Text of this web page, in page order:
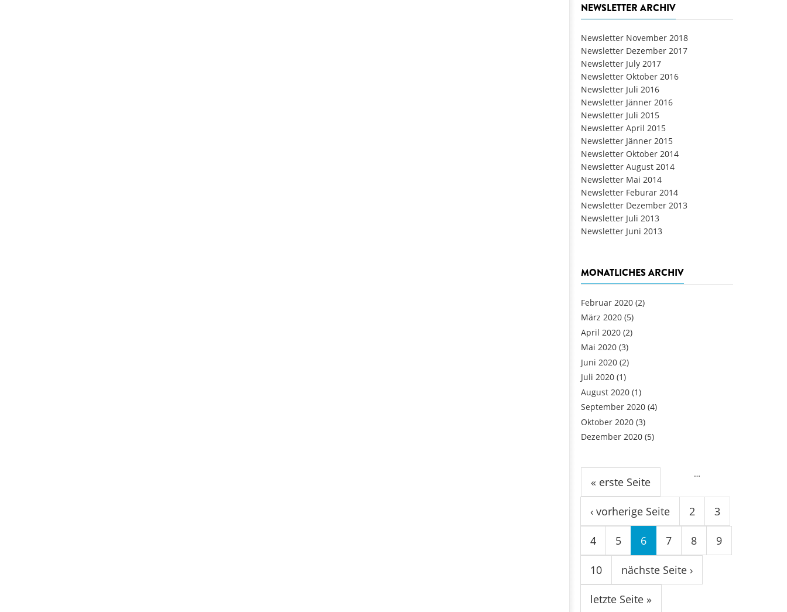
NEWSLETTER ARCHIV
Newsletter November 2018
Newsletter Dezember 2017
Newsletter July 2017
Newsletter Oktober 2016
Newsletter Juli 2016
Newsletter Jänner 2016
Newsletter Juli 2015
Newsletter April 2015
Newsletter Jänner 2015
Newsletter Oktober 2014
Newsletter August 2014
Newsletter Mai 2014
Newsletter Feburar 2014
Newsletter Dezember 2013
Newsletter Juli 2013
Newsletter Juni 2013
MONATLICHES ARCHIV
Februar 2020 (2)
März 2020 (5)
April 2020 (2)
Mai 2020 (3)
Juni 2020 (2)
Juli 2020 (1)
August 2020 (1)
September 2020 (4)
Oktober 2020 (3)
Dezember 2020 (5)
Seiten
« erste Seite
‹ vorherige Seite
…
2 3
4 5 6 7 8 9
10 nächste Seite ›
letzte Seite »